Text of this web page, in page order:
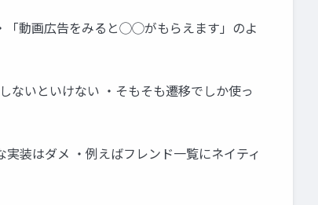
「動画広告をみると◯◯がもらえます」のよ
ないといけない ・そもそも遷移でしか使っ
装はダメ ・例えばフレンド一覧にネイティ